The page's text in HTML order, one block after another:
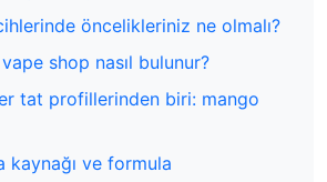
öncelikleriniz ne olmalı?
shop nasıl bulunur?
tat profillerinden biri: mango
kaynağı ve formula